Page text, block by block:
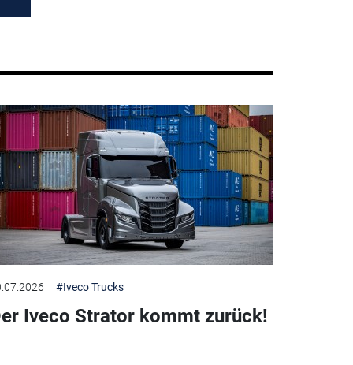
#Iveco Trucks
Iveco Strator kommt zurück!